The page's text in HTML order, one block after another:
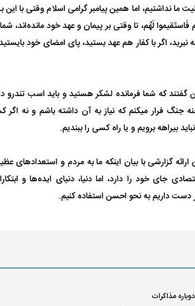
ما نداشتیم، اما همین پیامبر گرامی اسلام وقتی با
لَهُم، تا وقتی بر پیمان و عهد خود مانده‌اند، شما
اگر با کفار هم عهد بستید، پای امضای خود
گفتند که شما فرمانده لشکر هستید و باید اسب تندرو
جنگ فرار میکنم که نیاز به آن داشته باشم و نه اگر
بیراهه برویم و یا راه کسی را ببندیم.
گزارشی با بیان اینکه ما به مردم و استعداد‌های
جای خود را دارد، اما دنیا، دنیای ایده‌ها و
دست داریم به نحو احسن استفاده کنیم.
مذاکرات
پیشنهاد ۱۳۲میلیاردی رامین رضاییان به
استقلال
بازگشت
هافبک گابنی